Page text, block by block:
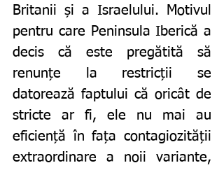
Britanii și a Israelului. Motivul
pentru care Peninsula Iberică a
decis că este pregătită să
renunțe la restricții se
datorează faptului că oricât de
stricte ar fi, ele nu mai au
eficiență în fața contagiozității
extraordinare a noii variante,